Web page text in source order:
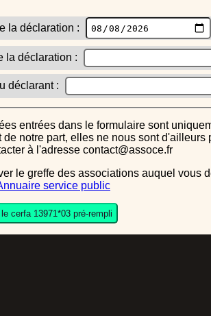
la déclaration :
la déclaration :
déclarant :
de notre part, elles ne nous sont
à l'adresse contact@assoce.fr
service public
cerfa 13971*03 pré-rempli